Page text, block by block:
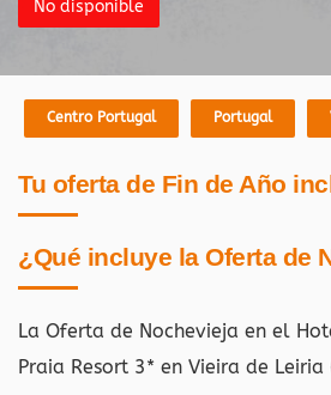
No disponible
Centro Portugal Portugal
Tu oferta de Fin de Año
¿Qué incluye la Oferta de
La Oferta de Nochevieja en el
Praia Resort 3* en Vieira de Leiria